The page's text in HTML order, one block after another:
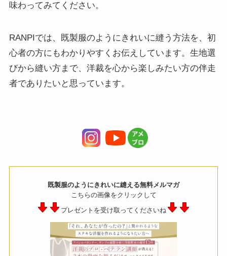
味わってみてください。
RANPIでは、既製服のようにきれいに縫う方法を、初
心者の方にもわかりやすくお伝えしています。生地選
びから縫い方まで、洋裁を心から楽しみたい方の伴走
者でありたいと思っています。
既製服のようにきれいに縫える無料メルマガ
こちらの画像をクリックして
プレゼントを受け取ってくださいね